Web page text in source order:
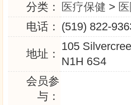
分类：
医疗保健 >
电话： (519) 822-
地址：
105
N1H 6S4
会员参
与：